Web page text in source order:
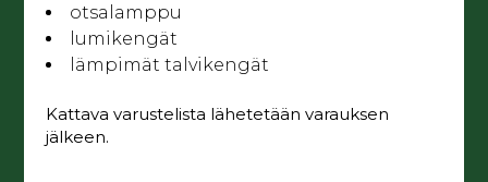
otsalamppu
lumikengät
lämpimät talvikengät
Kattava varustelista lähetetään varauksen
jälkeen.